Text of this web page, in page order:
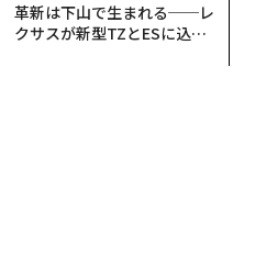
革新は下山で生まれる──レ
クサスが新型TZとESに込め